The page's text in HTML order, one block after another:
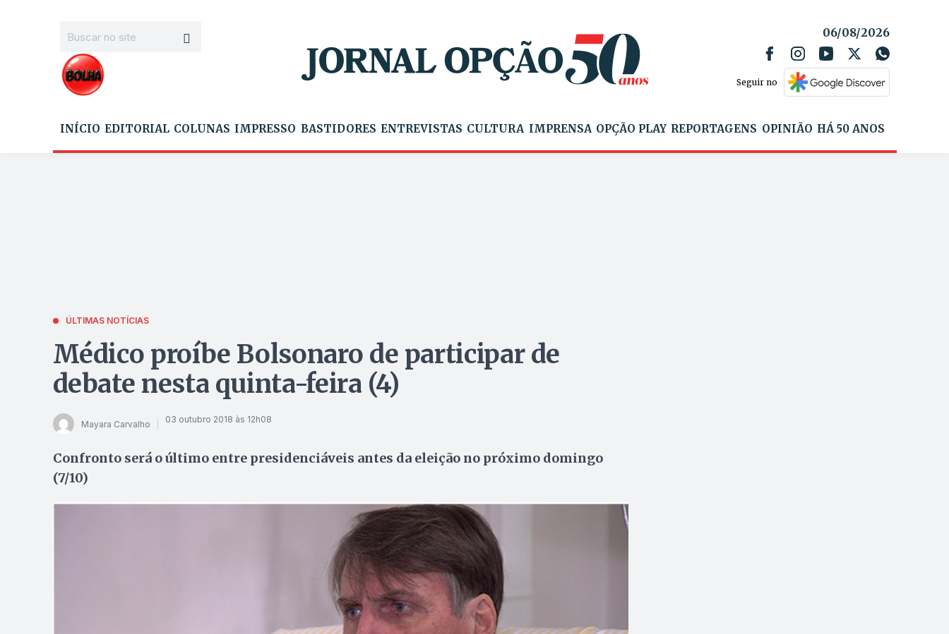
06/08/2026
Seguir no
INÍCIO EDITORIAL COLUNAS IMPRESSO BASTIDORES ENTREVISTAS CULTURA IMPRENSA OPÇÃO PLAY REPORTAGENS OPINIÃO HÁ 50 ANOS
ÚLTIMAS NOTÍCIAS
Médico proíbe Bolsonaro de participar de
debate nesta quinta-feira (4)
Mayara Carvalho 03 outubro 2018 às 12h08
Confronto será o último entre presidenciáveis antes da eleição no próximo domingo
(7/10)